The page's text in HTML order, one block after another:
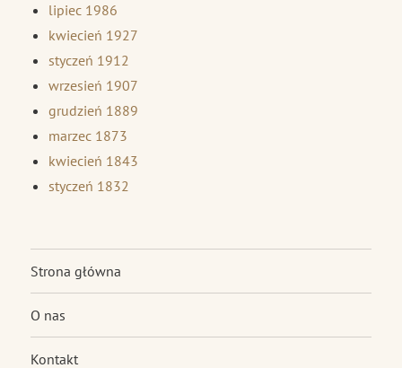
lipiec 1986
kwiecień 1927
styczeń 1912
wrzesień 1907
grudzień 1889
marzec 1873
kwiecień 1843
styczeń 1832
Strona główna
O nas
Kontakt